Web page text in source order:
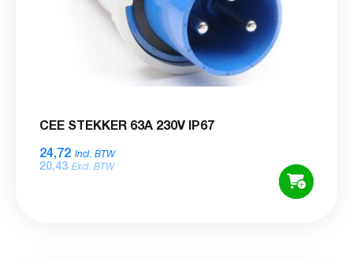
CEE STEKKER 63A 230V IP67
24,72 Incl. BTW
20,43 Excl. BTW